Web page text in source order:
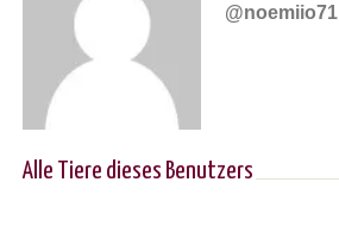
@noemiio71
Alle Tiere dieses Benutzers